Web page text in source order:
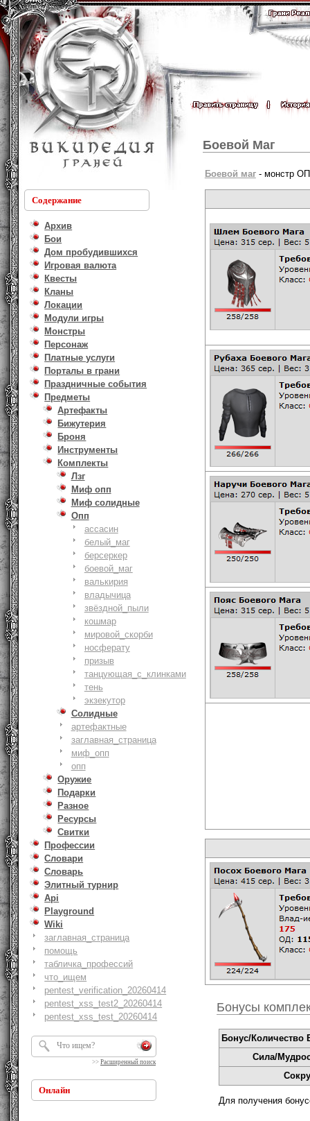
Содержание
Архив
Бои
Дом пробудившихся
Игровая валюта
Квесты
Кланы
Локации
Модули игры
Монстры
Персонаж
Платные услуги
Порталы в грани
Праздничные события
Предметы
Артефакты
Бижутерия
Броня
Инструменты
Комплекты
Лзг
Миф опп
Миф солидные
Опп
ассасин
белый_маг
берсеркер
боевой_маг
валькирия
владычица
звёздной_пыли
кошмар
мировой_скорби
носферату
призыв
танцующая_с_клинками
тень
экзекутор
Солидные
артефактные
заглавная_страница
миф_опп
опп
Оружие
Подарки
Разное
Ресурсы
Свитки
Профессии
Словари
Словарь
Элитный турнир
Api
Playground
Wiki
заглавная_страница
помощь
табличка_профессий
что_ищем
pentest_verification_20260414
pentest_xss_test2_20260414
pentest_xss_test_20260414
>> Расширенный поиск
Онлайн
Боевой Маг
Боевой маг- монстр
Бонусы
Бонус/Количество
Сила/
Для получения